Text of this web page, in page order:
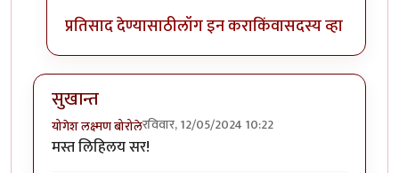
प्रतिसाद देण्यासाठीलॉग इन कराकिंवासदस्य व्हा
सुखान्त
योगेश लक्ष्मण बोरोलेरविवार, 12/05/2024 10:22
मस्त लिहिलय सर!